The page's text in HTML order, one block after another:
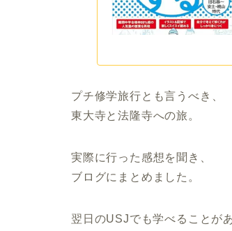
プチ修学旅行とも言うべき、
東大寺と法隆寺への旅。
実際に行った感想を聞き、
ブログにまとめました。
翌日のUSJでも学べることが